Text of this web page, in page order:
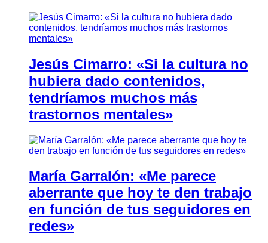
Jesús Cimarro: «Si la cultura no
hubiera dado contenidos,
tendríamos muchos más
trastornos mentales»
María Garralón: «Me parece
aberrante que hoy te den trabajo
en función de tus seguidores en
redes»